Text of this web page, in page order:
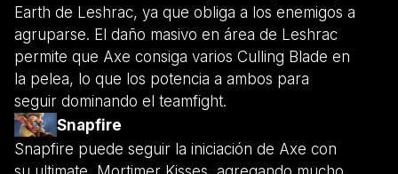
Earth de Leshrac, ya que obliga a los enemigos a
agruparse. El daño masivo en área de Leshrac
permite que Axe consiga varios Culling Blade en
la pelea, lo que los potencia a ambos para
seguir dominando el teamfight.
Snapfire
Snapfire puede seguir la iniciación de Axe con